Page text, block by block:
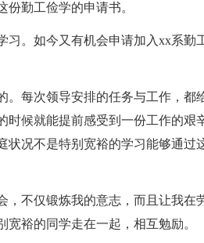
勤工俭学的申请书。
。如今又有机会申请加入xx系勤
。每次领导安排的任务与工作，都
候就能提前感受到一份工作的艰
状况不是特别宽裕的学习能够通过
不仅锻炼我的意志，而且让我在
裕的同学走在一起，相互勉励。